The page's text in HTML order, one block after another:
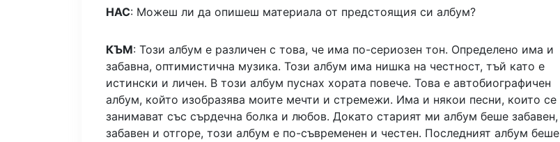
НАС: Можеш ли да опишеш материала от предстоящия си албум?
КЪМ: Този албум е различен с това, че има по-сериозен тон. Определено има и
забавна, оптимистична музика. Този албум има нишка на честност, тъй като е
истински и личен. В този албум пуснах хората повече. Това е автобиографичен
албум, който изобразява моите мечти и стремежи. Има и някои песни, които се
занимават със сърдечна болка и любов. Докато старият ми албум беше забавен,
забавен и отгоре, този албум е по-съвременен и честен. Последният албум беше